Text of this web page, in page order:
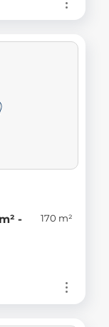
-
170 m²